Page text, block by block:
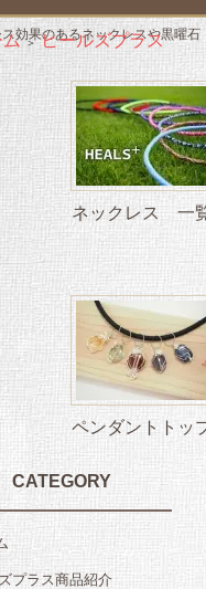
効果のあるネックレスや黒曜石
ム ＞ ヒールズプラス
ネックレス 一
ペンダントトッ
CATEGORY
プラス商品紹介